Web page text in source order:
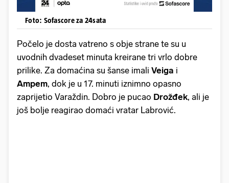
Foto: Sofascore za 24sata
Počelo je dosta vatreno s obje strane te su u
uvodnih dvadeset minuta kreirane tri vrlo dobre
prilike. Za domaćina su šanse imali Veiga i
Ampem, dok je u 17. minuti iznimno opasno
zaprijetio Varaždin. Dobro je pucao Drožđek, ali je
još bolje reagirao domaći vratar Labrović.